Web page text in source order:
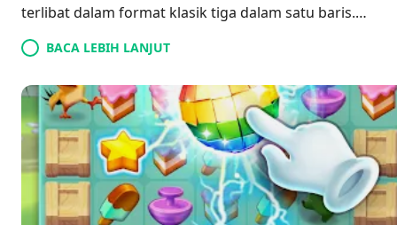
terlibat dalam format klasik tiga dalam satu baris.
Dalam permainan ini, burung-burung ikonis
berusaha menikmati liburan mereka, tetapi babi-
babi nakal merencanakan untuk mengganggu
kesenangan mereka. Dengan mekanika permainan
yang familiar, baik penggemar genre maupun
penggemar Angry Birds akan dengan mudah
menerima judul baru ini. Permainan ini menawarkan
perpaduan yang menyenangkan antara strategi dan
BACA LEBIH LANJUT